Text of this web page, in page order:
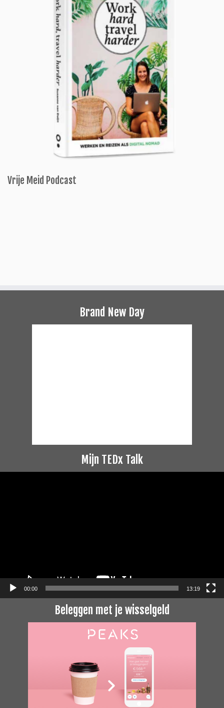
Vrije Meid Podcast
Brand New Day
Mijn TEDx Talk
00:00 13:19
Beleggen met je wisselgeld